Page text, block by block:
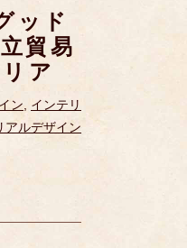
ッド
貿易
ア
ン, インテリ
アルデザイン